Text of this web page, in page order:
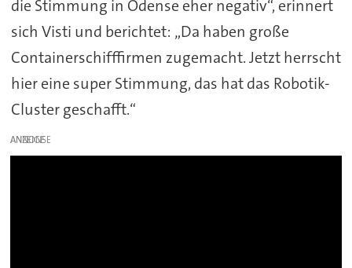
die Stimmung in Odense eher negativ“, erinnert
sich Visti und berichtet: „Da haben große
Containerschifffirmen zugemacht. Jetzt herrscht
hier eine super Stimmung, das hat das Robotik-
Cluster geschafft.“
ANZEIGE